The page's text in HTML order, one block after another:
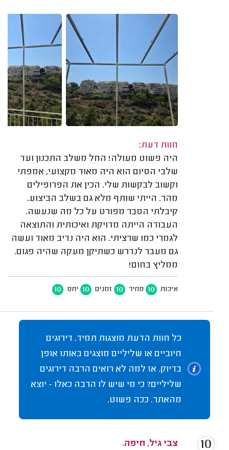
חוות דעת:
היה פשוט מעולה! החל משלב התכנון ועד
שלבי הסיום הוא היה מאוד מקצועי, אמפתי
וקשוב לבקשות שלי. הכין את הפרופילים
מהר. הייתי שותף מלא גם בשלב הביצוע.
קיבלתי הסבר מפורט על כל מה שנעשה.
העבודה הייתה מדויקת ואיכותית והתוצאה
לגמרי כמו שרציתי. הוא היה נדיב מאוד ועשה
גם מעבר לנדרש כשתיקן מעקה שהיה פגום.
ממליץ בחום!
איכות 10 מחיר 10 זמנים 10 יחס 10
כל חוות הדעת מוצגות תמיד. דירוגים
חיוביים או שליליים מוצגים באותו אופן
בדיוק. אז למה לא רואים הרבה דירוגים
שליליים? כי מי שיש לו הרבה כאלו - יוצא
מהאתר. ככה פשוט.
צבי גיל, חיפה. 10